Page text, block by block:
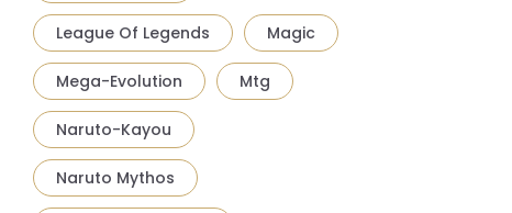
League Of Legends Magic
Mega-Evolution Mtg
Naruto-Kayou
Naruto Mythos